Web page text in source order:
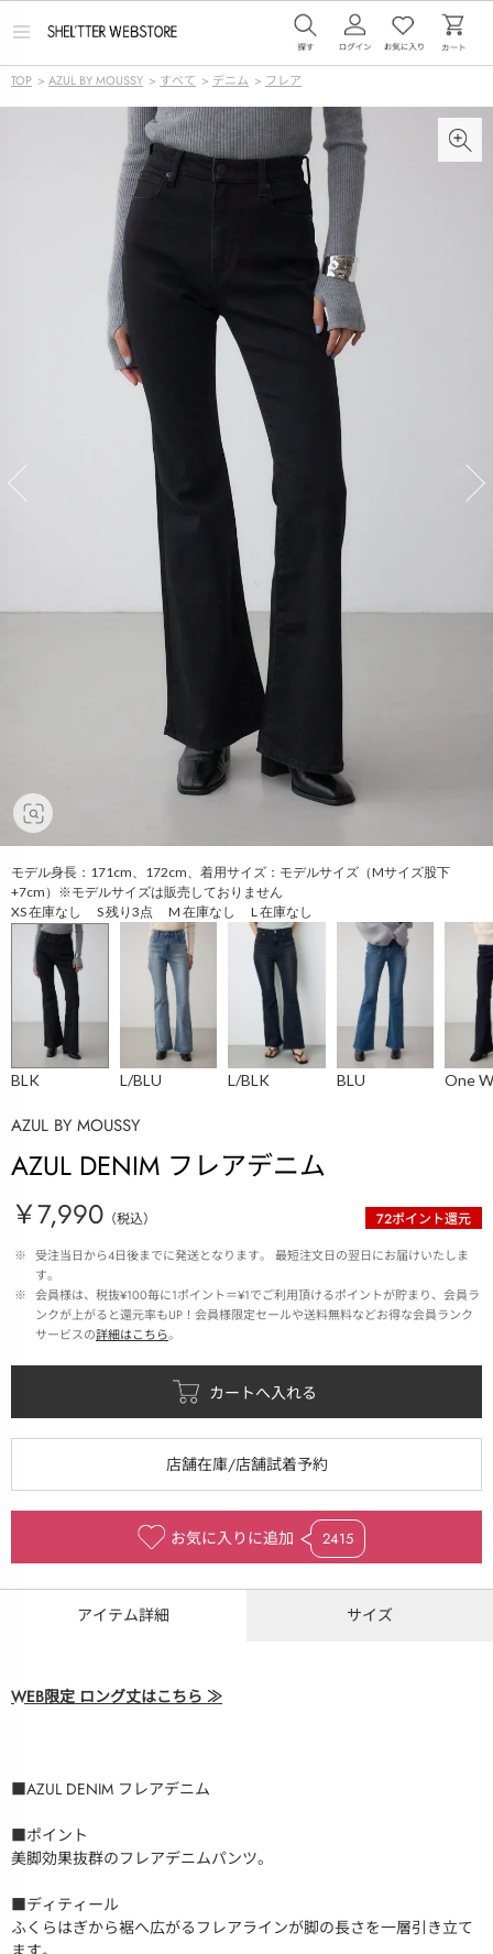
メ
ー
を
TOP > AZUL BY MOUSSY > すべて > デニム > フレア
モデル身長：171cm、172cm、着用サイズ：モデルサイズ（Mサイズ股下
+7cm）※モデルサイズは販売しておりません
XS 在庫なし S 残り3点 M 在庫なし L 在庫なし
BLK L/BLU L/BLK BLU One
AZUL BY MOUSSY
AZUL DENIM フレアデニム
￥7,990 （税込） 72ポイント還元
※ 受注当日から4日後までに発送となります。 最短注文日の翌日にお届けいたしま
す。
※ 会員様は、税抜¥100毎に1ポイント＝¥1でご利用頂けるポイントが貯まり、会員ラ
ンクが上がると還元率もUP！会員様限定セールや送料無料などお得な会員ランク
サービスの詳細はこちら。
お気に入りに追加 2415
アイテム詳細 サイズ
WEB限定 ロング丈はこちら ≫
■AZUL DENIM フレアデニム
■ポイント
美脚効果抜群のフレアデニムパンツ。
■ディティール
ふくらはぎから裾へ広がるフレアラインが脚の長さを一層引き立て